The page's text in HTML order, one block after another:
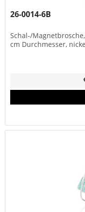
26-0014-6B
Schal-/
cm Durchmesser,